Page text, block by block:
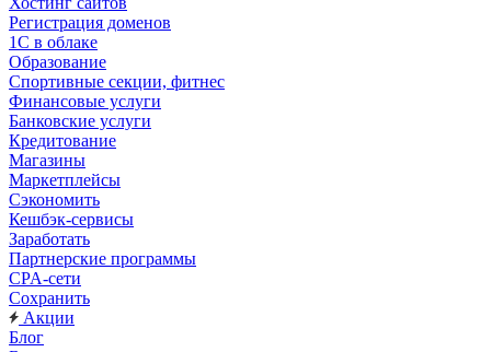
Регистрация доменов
1С в облаке
Образование
Спортивные секции, фитнес
Финансовые услуги
Банковские услуги
Кредитование
Магазины
Маркетплейсы
Сэкономить
Кешбэк-сервисы
Заработать
Партнерские программы
CPA-сети
Сохранить
Акции
Блог